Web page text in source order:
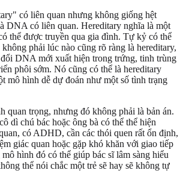
có liên quan nhưng không giống hệt
DNA có liên quan. Hereditary nghĩa là một
thể được truyền qua gia đình. Tự kỷ có thể
phải lúc nào cũng rõ ràng là hereditary,
DNA mới xuất hiện trong trứng, tinh trùng
phôi sớm. Nó cũng có thể là hereditary
mô hình dễ dự đoán như một số tình trạng
quan trọng, nhưng đó không phải là bản án.
dì chú bác hoặc ông bà có thể thể hiện
có ADHD, cần các thói quen rất ổn định,
giác quan hoặc gặp khó khăn với giao tiếp
hình đó có thể giúp bác sĩ lâm sàng hiểu
thể nói chắc một trẻ sẽ hay sẽ không tự